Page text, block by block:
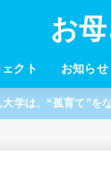
お
クト お知らせ
大学は、“孤育て”を